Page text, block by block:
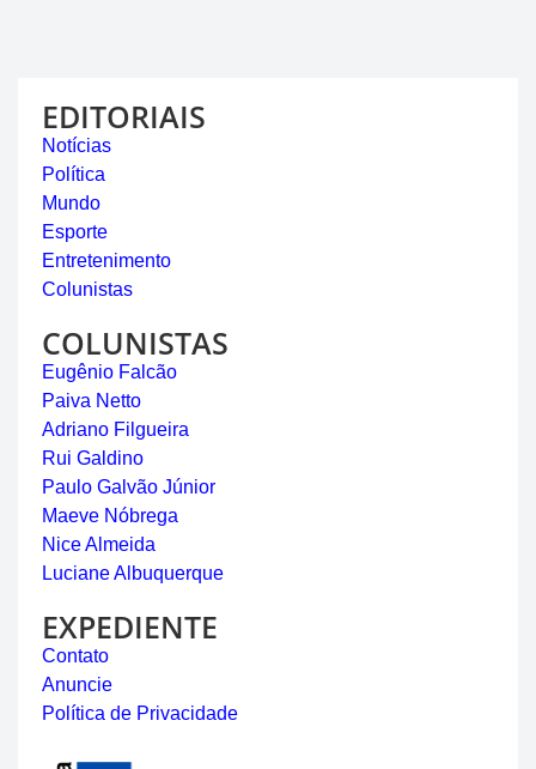
EDITORIAIS
Notícias
Política
Mundo
Esporte
Entretenimento
Colunistas
COLUNISTAS
Eugênio Falcão
Paiva Netto
Adriano Filgueira
Rui Galdino
Paulo Galvão Júnior
Maeve Nóbrega
Nice Almeida
Luciane Albuquerque
EXPEDIENTE
Contato
Anuncie
Política de Privacidade